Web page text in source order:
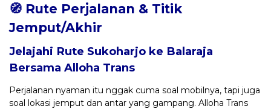
🧭 Rute Perjalanan & Titik
Jemput/Akhir
Jelajahi Rute Sukoharjo ke Balaraja
Bersama Alloha Trans
Perjalanan nyaman itu nggak cuma soal mobilnya, tapi juga
soal lokasi jemput dan antar yang gampang. Alloha Trans